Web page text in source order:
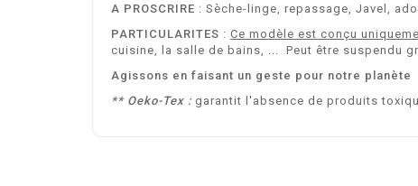
A PROSCRIRE : Sèche-linge, repassage, Javel,
PARTICULARITES : Ce modèle est conçu
cuisine, la salle de bains, ... Peut être suspendu
Agissons en faisant un geste pour notre planète
** Oeko-Tex : garantit l'absence de produits